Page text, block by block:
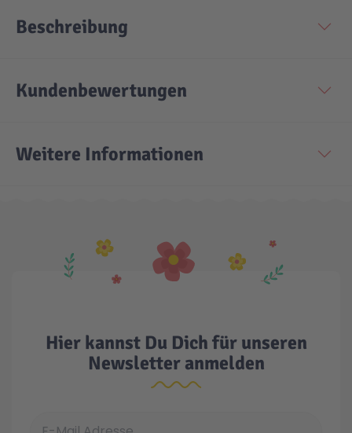
Beschreibung
Kundenbewertungen
Weitere Informationen
Hier kannst Du Dich für unseren
Newsletter anmelden